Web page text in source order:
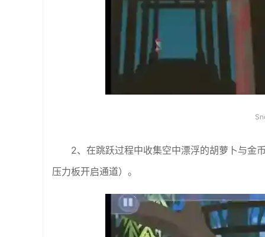
2、在跳跃过程中收集空中漂浮的胡萝卜与金
压力板开启通道）。